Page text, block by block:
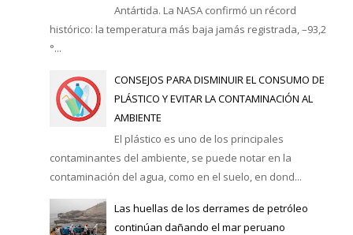
Antártida. La NASA confirmó un récord
histórico: la temperatura más baja jamás registrada, –93,2
°...
CONSEJOS PARA DISMINUIR EL CONSUMO DE
PLÁSTICO Y EVITAR LA CONTAMINACIÓN AL
AMBIENTE
El plástico es uno de los principales
contaminantes del ambiente, se puede notar en la
contaminación del agua, como en el suelo, en dond...
Las huellas de los derrames de petróleo
continúan dañando el mar peruano